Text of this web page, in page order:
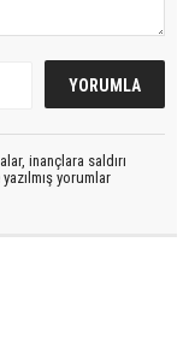
inançlara saldırı
yorumlar